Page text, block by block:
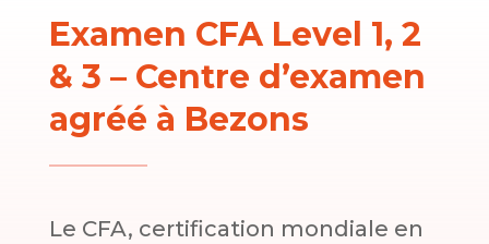
Examen CFA Level 1, 2
& 3 – Centre d’examen
agréé à Bezons
Le CFA, certification mondiale en